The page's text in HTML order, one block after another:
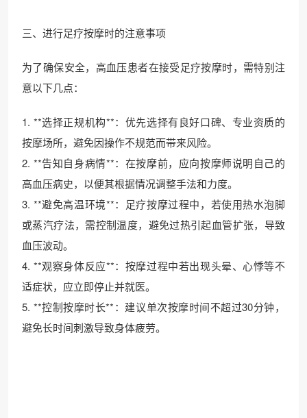
三、进行足疗按摩时的注意事项
为了确保安全，高血压患者在接受足疗按摩时，需特别注
意以下几点：
1. **选择正规机构**：优先选择有良好口碑、专业资质的
按摩场所，避免因操作不规范而带来风险。
2. **告知自身病情**：在按摩前，应向按摩师说明自己的
高血压病史，以便其根据情况调整手法和力度。
3. **避免高温环境**：足疗按摩过程中，若使用热水泡脚
或蒸汽疗法，需控制温度，避免过热引起血管扩张，导致
血压波动。
4. **观察身体反应**：按摩过程中若出现头晕、心悸等不
适症状，应立即停止并就医。
5. **控制按摩时长**：建议单次按摩时间不超过30分钟，
避免长时间刺激导致身体疲劳。